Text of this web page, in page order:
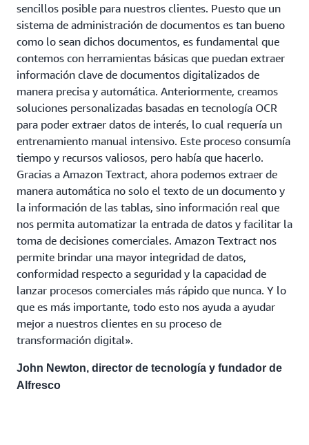
sencillos posible para nuestros clientes. Puesto que un
sistema de administración de documentos es tan bueno
como lo sean dichos documentos, es fundamental que
contemos con herramientas básicas que puedan extraer
información clave de documentos digitalizados de
manera precisa y automática. Anteriormente, creamos
soluciones personalizadas basadas en tecnología OCR
para poder extraer datos de interés, lo cual requería un
entrenamiento manual intensivo. Este proceso consumía
tiempo y recursos valiosos, pero había que hacerlo.
Gracias a Amazon Textract, ahora podemos extraer de
manera automática no solo el texto de un documento y
la información de las tablas, sino información real que
nos permita automatizar la entrada de datos y facilitar la
toma de decisiones comerciales. Amazon Textract nos
permite brindar una mayor integridad de datos,
conformidad respecto a seguridad y la capacidad de
lanzar procesos comerciales más rápido que nunca. Y lo
que es más importante, todo esto nos ayuda a ayudar
mejor a nuestros clientes en su proceso de
transformación digital».
John Newton, director de tecnología y fundador de
Alfresco